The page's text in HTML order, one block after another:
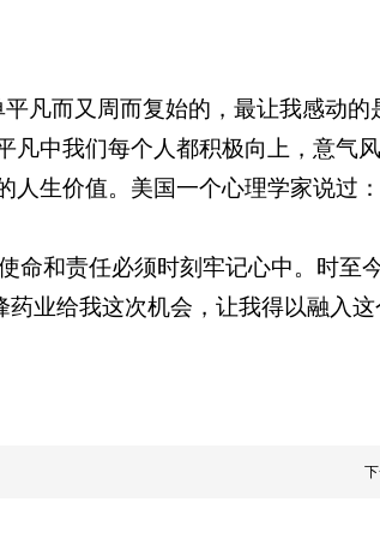
凡而又周而复始的，最让我感动的
中我们每个人都积极向上，意气
人生价值。美国一个心理学家说过：
命和责任必须时刻牢记心中。时至
业给我这次机会，让我得以融入